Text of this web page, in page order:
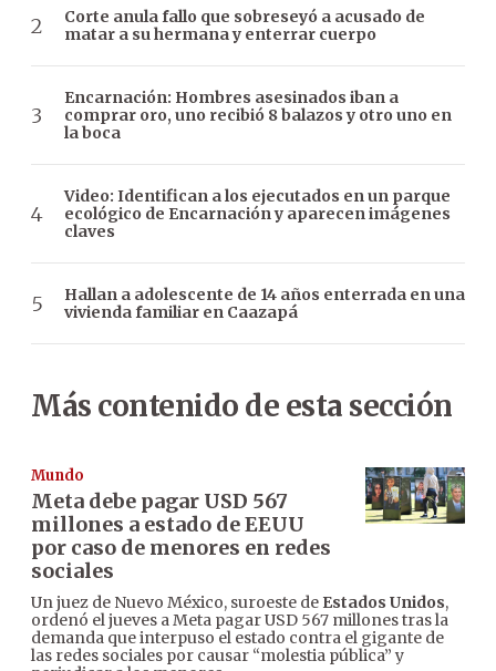
Corte anula fallo que sobreseyó a acusado de
matar a su hermana y enterrar cuerpo
Encarnación: Hombres asesinados iban a
comprar oro, uno recibió 8 balazos y otro uno en
la boca
Video: Identifican a los ejecutados en un parque
ecológico de Encarnación y aparecen imágenes
claves
Hallan a adolescente de 14 años enterrada en una
vivienda familiar en Caazapá
Más contenido de esta sección
Mundo
Meta debe pagar USD 567
millones a estado de EEUU
por caso de menores en redes
sociales
Un juez de Nuevo México, suroeste de Estados Unidos,
ordenó el jueves a Meta pagar USD 567 millones tras la
demanda que interpuso el estado contra el gigante de
las redes sociales por causar “molestia pública” y